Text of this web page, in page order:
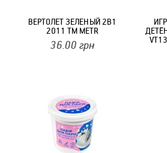
ВЕРТОЛЕТ ЗЕЛЕНЫЙ 2В1
2011 ТМ METR
36.00 грн